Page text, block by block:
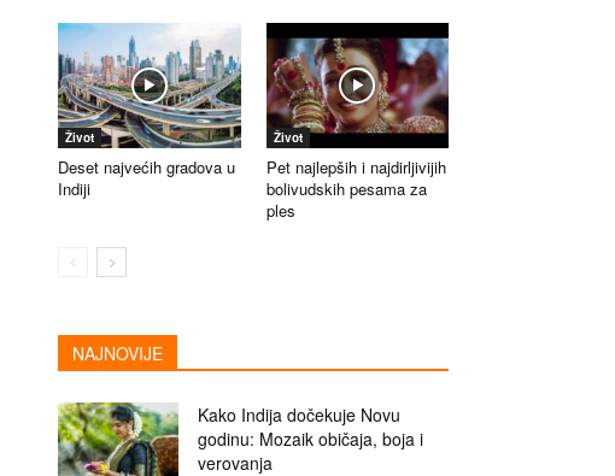
Život
Deset najvećih gradova u
Indiji
Život
Pet najlepših i najdirljivijih
bolivudskih pesama za
ples
NAJNOVIJE
Kako Indija dočekuje Novu
godinu: Mozaik običaja, boja i
verovanja